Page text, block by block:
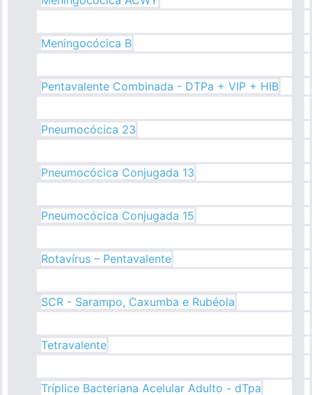
Meningocócica B
Pentavalente Combinada - DTPa + VIP + HIB
Pneumocócica 23
Pneumocócica Conjugada 13
Pneumocócica Conjugada 15
Rotavírus – Pentavalente
SCR - Sarampo, Caxumba e Rubéola
Tetravalente
Tríplice Bacteriana Acelular Adulto - dTpa